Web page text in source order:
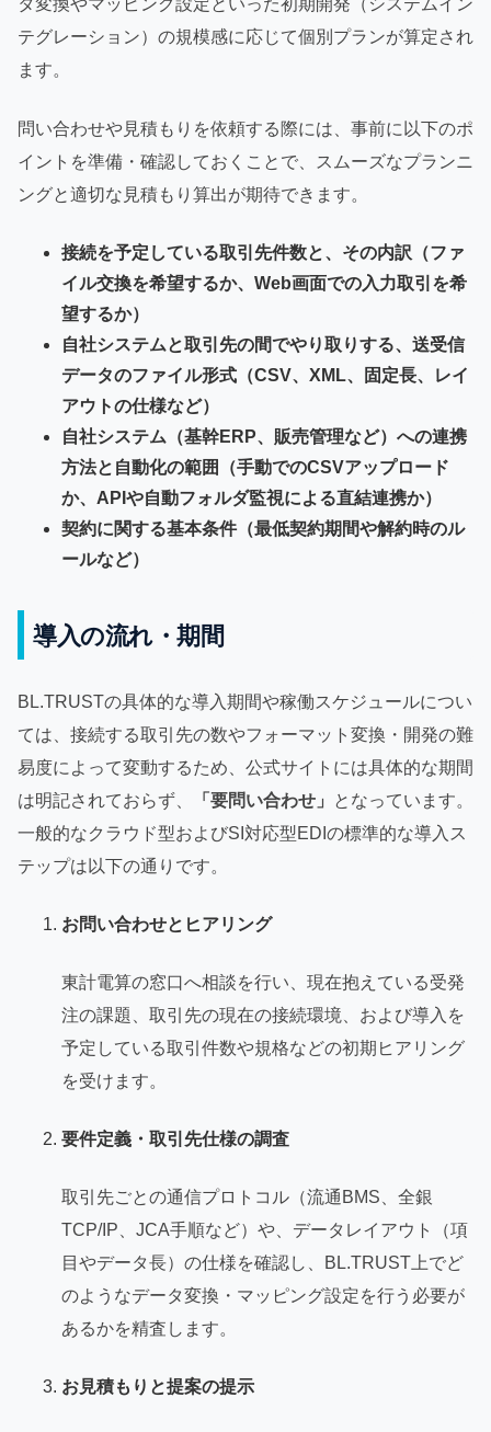
タ変換やマッピング設定といった初期開発（システムイン
テグレーション）の規模感に応じて個別プランが算定され
ます。
問い合わせや見積もりを依頼する際には、事前に以下のポ
イントを準備・確認しておくことで、スムーズなプランニ
ングと適切な見積もり算出が期待できます。
接続を予定している取引先件数と、その内訳（ファ
イル交換を希望するか、Web画面での入力取引を希
望するか）
自社システムと取引先の間でやり取りする、送受信
データのファイル形式（CSV、XML、固定長、レイ
アウトの仕様など）
自社システム（基幹ERP、販売管理など）への連携
方法と自動化の範囲（手動でのCSVアップロード
か、APIや自動フォルダ監視による直結連携か）
契約に関する基本条件（最低契約期間や解約時のル
ールなど）
導入の流れ・期間
BL.TRUSTの具体的な導入期間や稼働スケジュールについ
ては、接続する取引先の数やフォーマット変換・開発の難
易度によって変動するため、公式サイトには具体的な期間
は明記されておらず、
「要問い合わせ」
となっています。
一般的なクラウド型およびSI対応型EDIの標準的な導入ス
テップは以下の通りです。
お問い合わせとヒアリング
東計電算の窓口へ相談を行い、現在抱えている受発
注の課題、取引先の現在の接続環境、および導入を
予定している取引件数や規格などの初期ヒアリング
を受けます。
要件定義・取引先仕様の調査
取引先ごとの通信プロトコル（流通BMS、全銀
TCP/IP、JCA手順など）や、データレイアウト（項
目やデータ長）の仕様を確認し、BL.TRUST上でど
のようなデータ変換・マッピング設定を行う必要が
あるかを精査します。
お見積もりと提案の提示